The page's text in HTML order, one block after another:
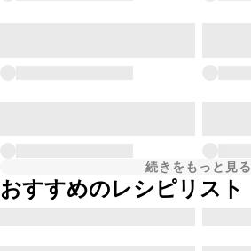
続きをもっと見る
おすすめのレシピリスト